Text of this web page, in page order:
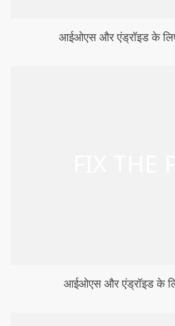
आईओएस और एंड्रॉइड के लिए
आईओएस और एंड्रॉइड के